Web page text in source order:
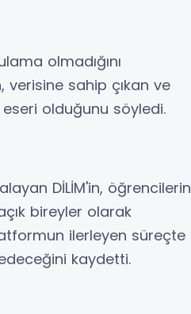
olmadığını
sahip çıkan ve
olduğunu söyledi.
DİLİM'in, öğrencilerin
bireyler olarak
ilerleyen süreçte
kaydetti.